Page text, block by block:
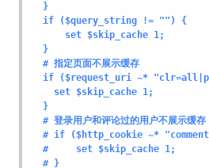
  }
  if ($query_string != "") {
      set $skip_cache 1;
  }
  # 指定页面不展示缓存
if ($request_uri ~*
    set $skip_cache 1;
  }
  # 登录用户和评论过的用户不展示缓存
# if ($http_cookie ~*
  #     set $skip_cache 1;
  # }